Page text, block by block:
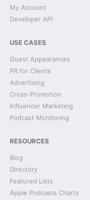
My Account
Developer API
USE CASES
Guest Appearances
PR for Clients
Advertising
Cross-Promotion
Influencer Marketing
Podcast Monitoring
RESOURCES
Blog
Directory
Featured Lists
Apple Podcasts Charts